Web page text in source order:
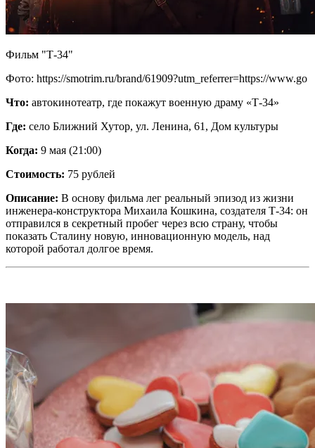
Фильм "Т-34"
Фото: https://smotrim.ru/brand/61909?utm_referrer=https://www.go
Что: автокинотеатр, где покажут военную драму «Т-34»
Где: село Ближний Хутор, ул. Ленина, 61, Дом культуры
Когда: 9 мая (21:00)
Стоимость: 75 рублей
Описание: В основу фильма лег реальный эпизод из жизни
инженера-конструктора Михаила Кошкина, создателя Т-34: он
отправился в секретный пробег через всю страну, чтобы
показать Сталину новую, инновационную модель, над
которой работал долгое время.